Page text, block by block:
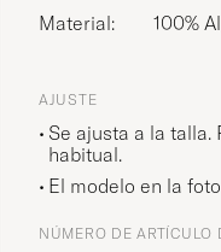
Material: 100%
AJUSTE
Se ajusta a la talla.
habitual.
El modelo en la
NÚMERO DE ARTÍCULO